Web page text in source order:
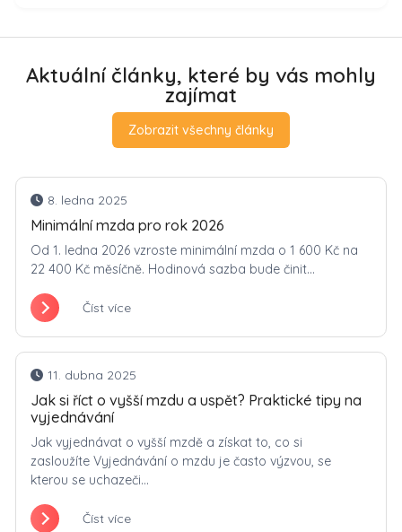
Aktuální články, které by vás mohly
zajímat
Zobrazit všechny články
8. ledna 2025
Minimální mzda pro rok 2026
Od 1. ledna 2026 vzroste minimální mzda o 1 600 Kč na
22 400 Kč měsíčně. Hodinová sazba bude činit...
Číst více
11. dubna 2025
Jak si říct o vyšší mzdu a uspět? Praktické tipy na
vyjednávání
Jak vyjednávat o vyšší mzdě a získat to, co si
zasloužíte Vyjednávání o mzdu je často výzvou, se
kterou se uchazeči...
Číst více